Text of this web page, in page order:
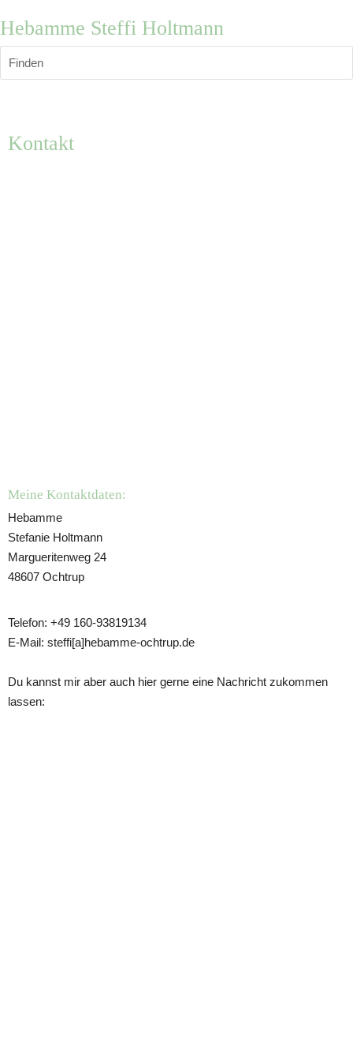
Hebamme Steffi Holtmann
Finden
Kontakt
Meine Kontaktdaten:
Hebamme
Stefanie Holtmann
Margueritenweg 24
48607 Ochtrup
Telefon: +49 160-93819134
E-Mail: steffi[a]hebamme-ochtrup.de
Du kannst mir aber auch hier gerne eine Nachricht zukommen
lassen: